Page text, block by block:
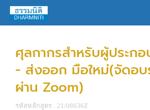
ศุลกากรสำหรับผู้ประกอ
- ส่งออก มือใหม่(จัดอ
ผ่าน Zoom)
รหัสหลักสูตร : 21/08636Z